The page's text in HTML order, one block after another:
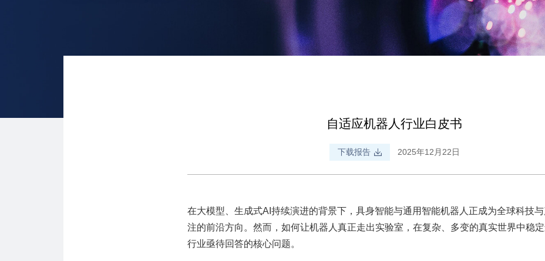
自适应机器人行业白皮书
下载报告 2025年12月22日
在大模型、生成式AI持续演进的背景下，具身智能与通用智能机器人正成为全球科技
注的前沿方向。然而，如何让机器人真正走出实验室，在复杂、多变的真实世界中稳
行业亟待回答的核心问题。